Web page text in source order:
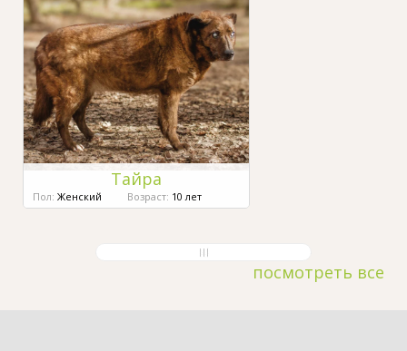
Тайра
Пол: Женский Возраст: 10 лет
посмотреть все